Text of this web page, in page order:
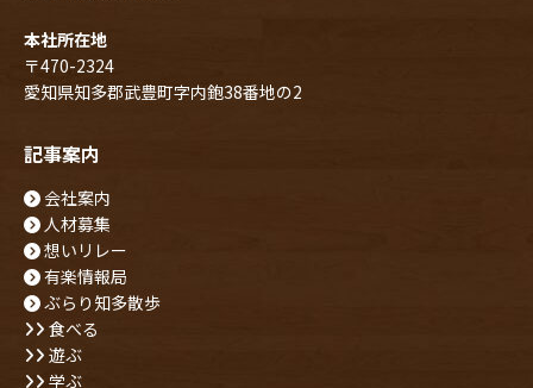
本社所在地
〒470-2324
愛知県知多郡武豊町字内鉋38番地の2
記事案内
会社案内
人材募集
想いリレー
有楽情報局
ぶらり知多散歩
食べる
遊ぶ
学ぶ